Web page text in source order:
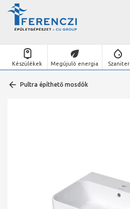
Készülékek Megújuló energia Szaniter
Pultra építhető mosdók